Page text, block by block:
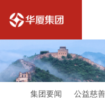
集团要闻 公益慈善